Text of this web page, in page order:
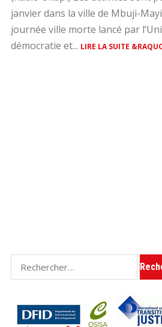
janvier dans la ville de Mbuji-Mayi
journée ville morte lancé par
démocratie et... LIRE LA SUITE
Rechercher :